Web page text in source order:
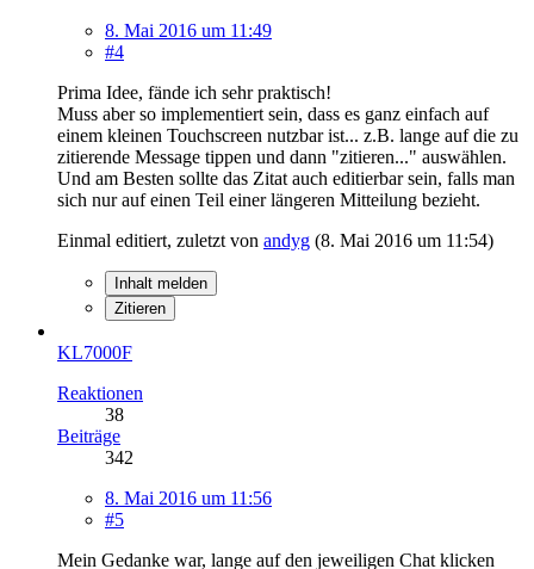
8. Mai 2016 um 11:49
#4
Prima Idee, fände ich sehr praktisch!
Muss aber so implementiert sein, dass es ganz einfach auf
einem kleinen Touchscreen nutzbar ist... z.B. lange auf die zu
zitierende Message tippen und dann "zitieren..." auswählen.
Und am Besten sollte das Zitat auch editierbar sein, falls man
sich nur auf einen Teil einer längeren Mitteilung bezieht.
Einmal editiert, zuletzt von andyg (8. Mai 2016 um 11:54)
Inhalt melden
Zitieren
KL7000F
Reaktionen
38
Beiträge
342
8. Mai 2016 um 11:56
#5
Mein Gedanke war, lange auf den jeweiligen Chat klicken